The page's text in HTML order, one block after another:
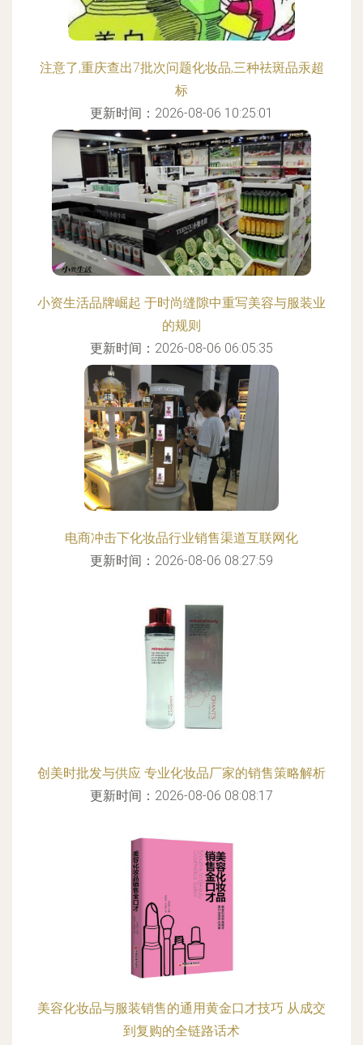
注意了,重庆查出7批次问题化妆品,三种祛斑品汞超
标
更新时间：2026-08-06 10:25:01
小资生活品牌崛起 于时尚缝隙中重写美容与服装业
的规则
更新时间：2026-08-06 06:05:35
电商冲击下化妆品行业销售渠道互联网化
更新时间：2026-08-06 08:27:59
创美时批发与供应 专业化妆品厂家的销售策略解析
更新时间：2026-08-06 08:08:17
美容化妆品与服装销售的通用黄金口才技巧 从成交
到复购的全链路话术